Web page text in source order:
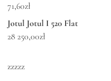
71,60zł
Jotul Jotul I 520 Flat
28 250,00zł
zzzzz